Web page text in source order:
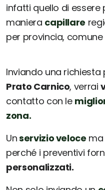
infatti quello di essere
maniera capillare
per provincia,
Inviando una
Prato Carnico, verrai
contatto con le
zona.
Unservizio veloce
perché i preventivi
personalizzati.